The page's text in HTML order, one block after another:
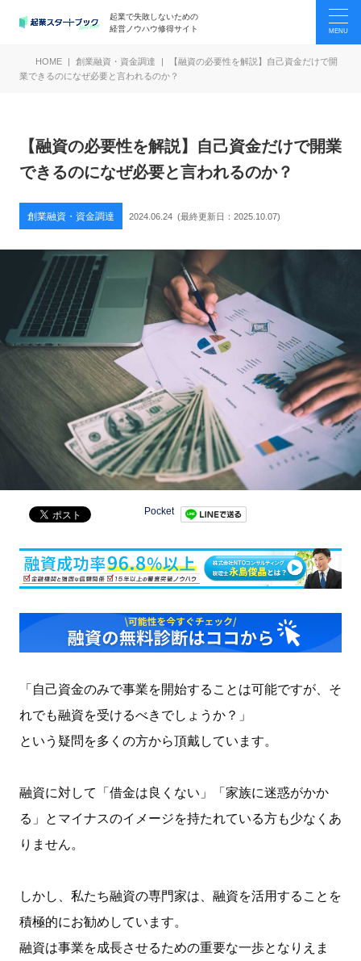
起業で失敗しないための
経営ノウハウ修得サイト
HOME 創業融資・資金調達
【融資の必要性を解説】自己資金だけで開
業できるのになぜ必要と言われるのか？
【融資の必要性を解説】自己資金だけで開業
できるのになぜ必要と言われるのか？
創業融資・資金調達 2024.06.24 (最終更新日： 2025.10.07)
Pocket
「自己資金のみで事業を開始することは可能ですが、そ
れでも融資を受けるべきでしょうか？」
という疑問を多くの方から頂戴しています。
融資に対して「借金は良くない」「家族に迷惑がかか
る」とマイナスのイメージを持たれている方も少なくあ
りません。
しかし、私たち融資の専門家は、融資を活用することを
積極的にお勧めしています。
融資は事業を成長させるための重要な一歩となりえま